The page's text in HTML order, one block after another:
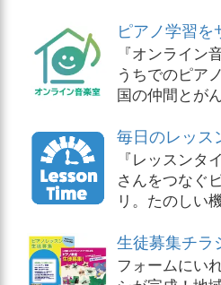
ピアノ学習を
『オンライン
うちでのピア
国の仲間とが
毎日のレッス
『レッスンタ
さんをつなぐ
リ。たのしい
生徒募集チラ
フォームにい